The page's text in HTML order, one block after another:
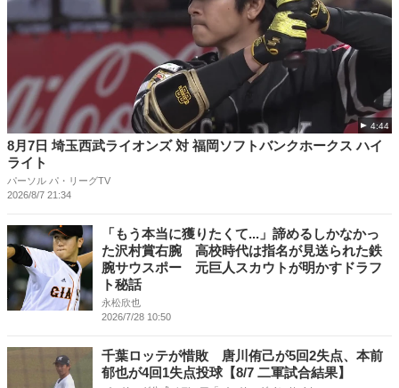
4:44
8月7日 埼玉西武ライオンズ 対 福岡ソフトバンクホークス ハイ
ライト
パーソル パ・リーグTV
2026/8/7 21:34
「もう本当に獲りたくて...」諦めるしかなかっ
た沢村賞右腕 高校時代は指名が見送られた鉄
腕サウスポー 元巨人スカウトが明かすドラフ
ト秘話
永松欣也
2026/7/28 10:50
千葉ロッテが惜敗 唐川侑己が5回2失点、本前
郁也が4回1失点投球【8/7 二軍試合結果】